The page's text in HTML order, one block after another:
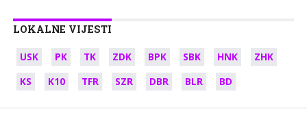
LOKALNE VIJESTI
USK PK TK ZDK BPK SBK HNK
ZHK
KS
K10 TFR SZR DBR BLR BD